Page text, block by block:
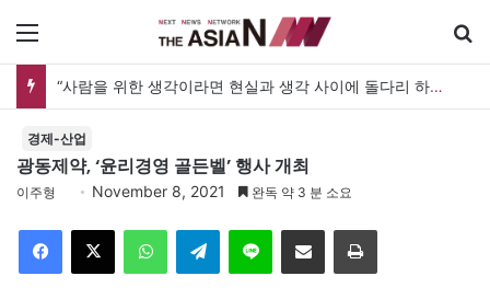
“사람을 위한 생각이라면 현실과 생각 사이에 돌다리 하나는 놓아야 하지 않을까”
경제-산업
광동제약, ‘윤리경영 골든벨’ 행사 개최
이주형 November 8, 2021 완독 약 3 분 소요
Telegram 이메일